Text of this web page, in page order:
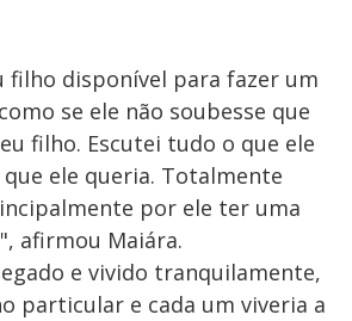
filho disponível para fazer um
se ele não soubesse que
filho. Escutei tudo o que ele
ele queria. Totalmente
por ele ter uma
afirmou Maiára.
e vivido tranquilamente,
particular e cada um viveria a